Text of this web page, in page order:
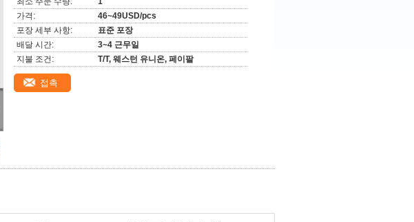
가격:
46~49USD/pcs
포장 세부 사항:
표준 포장
배달 시간:
3~4 근무일
지불 조건:
T/T, 웨스턴 유니온, 페이팔
접촉